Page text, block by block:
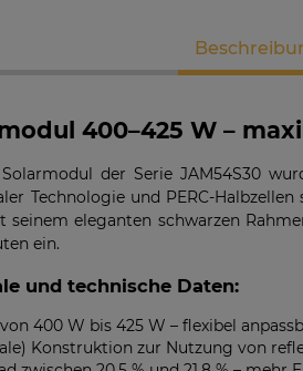
BF
VERFÜGBARKEIT DER
ARTIKEL MELDEN
400–425 W –
der Serie JAM54S30
Technologie und PERC-
seinem eleganten schwarzen
ein.
und technische Daten:
400 W bis 425 W – flexibel
Konstruktion zur Nutzung von